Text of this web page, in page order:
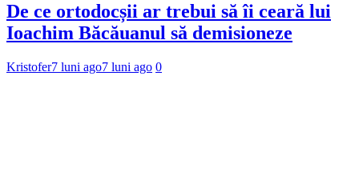
De ce ortodocșii ar trebui să îi ceară lui
Ioachim Băcăuanul să demisioneze
Kristofer7 luni ago7 luni ago 0